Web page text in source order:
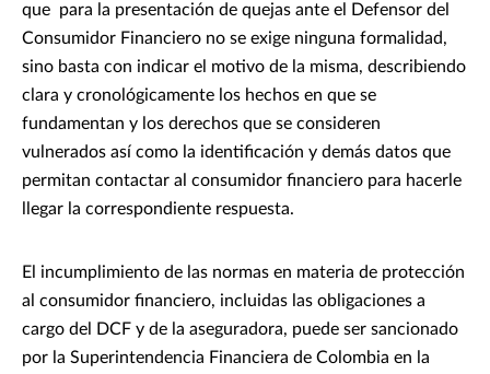
que para la presentación de quejas ante el Defensor del
Consumidor Financiero no se exige ninguna formalidad,
sino basta con indicar el motivo de la misma, describiendo
clara y cronológicamente los hechos en que se
fundamentan y los derechos que se consideren
vulnerados así como la identificación y demás datos que
permitan contactar al consumidor financiero para hacerle
llegar la correspondiente respuesta.
El incumplimiento de las normas en materia de protección
al consumidor financiero, incluidas las obligaciones a
cargo del DCF y de la aseguradora, puede ser sancionado
por la Superintendencia Financiera de Colombia en la